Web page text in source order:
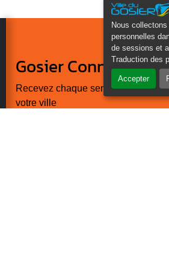
Nous
personnelles
de sessions et
Traduction des
Accepter
Gosier Connecté
Recevez chaque semaine
votre ville